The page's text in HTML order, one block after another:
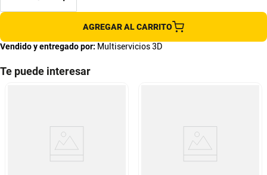
AGREGAR AL CARRITO
Vendido y entregado por: Multiservicios 3D
Te puede interesar